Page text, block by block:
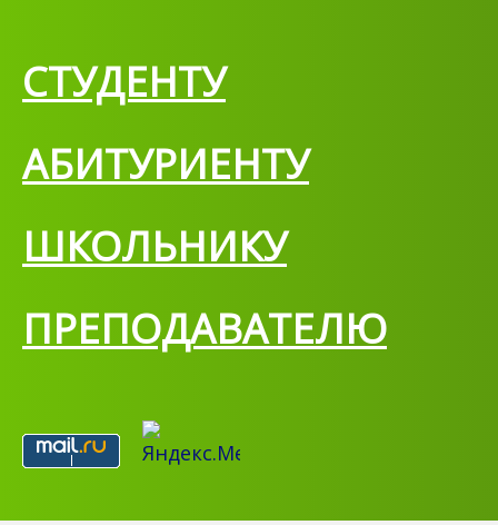
СТУДЕНТУ
АБИТУРИЕНТУ
ШКОЛЬНИКУ
ПРЕПОДАВАТЕЛЮ